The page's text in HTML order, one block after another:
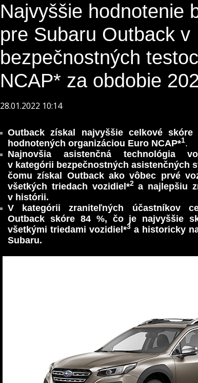
Najvyššie hodnotenie
pre Subaru Outback v
bezpečnostných
NCAP* za obdobie
28.01.2022 10:14
Outback získal najvyššie celkové
hodnotených organizáciou Euro NCAP*1.
Najnovšia asistenčná technológia
v kategórii bezpečnostných asistenčných
čomu získal Outback ako vôbec prvé
všetkých triedach vozidiel*2a najlepšiu
v histórii.
V kategórii zraniteľných účastníkov
Outback skóre 84 %, čo je najvyššie
všetkými triedami vozidiel*3 a historicky
Subaru.